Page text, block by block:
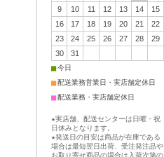
9
10 11 12 13 14
15
16
17 18 19 20 21
22
23
24 25 26 27 28
29
30
31
■今日
■配送業務営業日・実店舗定休日
■配送業務・実店舗定休日
★実店舗、配送センターは日曜・祝
日休みとなります。
★発送日の目安は商品が在庫である
場合は最短翌日出荷、受注発注品や
お取り寄せ商品の場合は入荷次第の